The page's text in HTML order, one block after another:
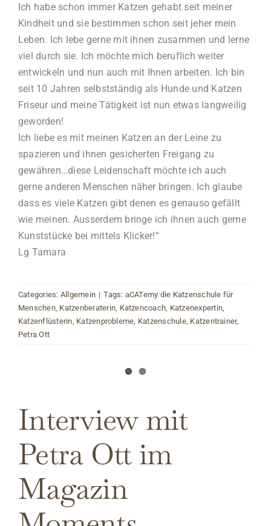
Ich habe schon immer Katzen gehabt seit meiner
Kindheit und sie bestimmen schon seit jeher mein
Leben. Ich lebe gerne mit ihnen zusammen und lerne
viel durch sie. Ich möchte mich beruflich weiter
entwickeln und nun auch mit Ihnen arbeiten. Ich bin
seit 10 Jahren selbstständig als Hunde und Katzen
Friseur und meine Tätigkeit ist nun etwas langweilig
geworden!
Ich liebe es mit meinen Katzen an der Leine zu
spazieren und ihnen gesicherten Freigang zu
gewähren…diese Leidenschaft möchte ich auch
gerne anderen Menschen näher bringen. Ich glaube
dass es viele Katzen gibt denen es genauso gefällt
wie meinen. Ausserdem bringe ich ihnen auch gerne
Kunststücke bei mittels Klicker!“
Lg Tamara
Categories: Allgemein | Tags: aCATemy die Katzenschule für
Menschen, Katzenberaterin Katzencoach Katzenexpertin
Katzenflüsterin Katzenprobleme Katzenschule, Katzentrainer,
Petra Ott
Interview mit
Petra Ott im
Magazin